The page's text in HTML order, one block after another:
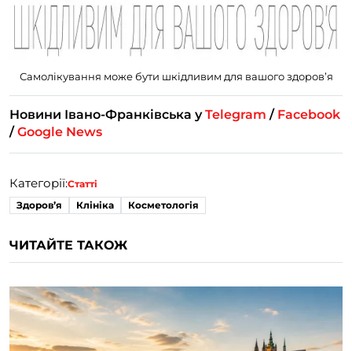
Самолікування може бути шкідливим для вашого здоровʼя
Новини Івано-Франківська уTelegram / Facebook
/Google News
Категорії:Статті
Здоровʼя
Клініка Косметологія
ЧИТАЙТЕ ТАКОЖ